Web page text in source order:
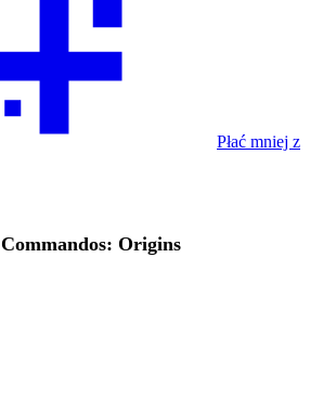
Płać mniej z
Commandos: Origins